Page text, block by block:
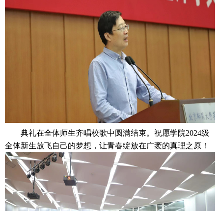
典礼在全体师生齐唱校歌中圆满结束。 祝愿学院2024级
全体新生放飞自己的梦想，让青春绽放在广袤的真理之原！